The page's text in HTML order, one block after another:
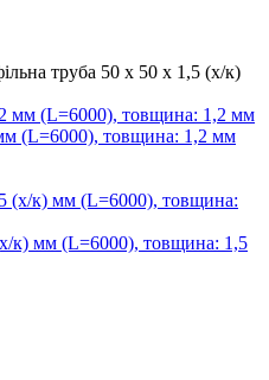
труба 50 x 50 x 1,5 (х/к)
(L=6000), товщина: 1,2 мм
к) мм (L=6000), товщина: 1,5